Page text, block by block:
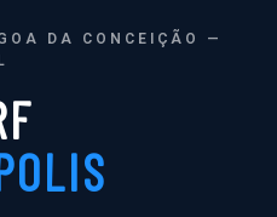
DA CONCEIÇÃO —